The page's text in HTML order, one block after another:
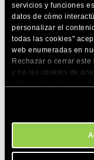
servicios y funciones
datos de cómo
personalizar el
todas las cookies"
web enumeradas en
Rechazar o cerrar
y no las cookies de
momento a través de
cualquier momento
devolución.